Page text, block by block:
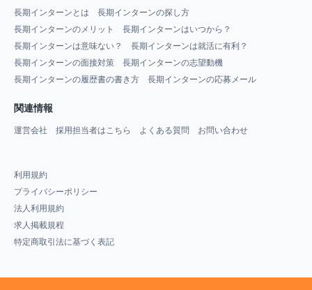
長期インターンとは
長期インターンの探し方
長期インターンのメリット
長期インターンはいつから？
長期インターンは意味ない？
長期インターンは就活に有利？
長期インターンの面接対策
長期インターンの志望動機
長期インターンの履歴書の書き方
長期インターンの応募メール
関連情報
運営会社 採用担当者はこちら よくある質問 お問い合わせ
利用規約
プライバシーポリシー
法人利用規約
求人掲載規程
特定商取引法に基づく表記